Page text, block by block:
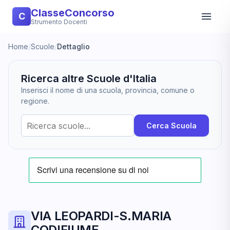
C ClasseConcorso
Strumento Docenti
Home/Scuole/Dettaglio
Ricerca altre Scuole d'Italia
Inserisci il nome di una scuola, provincia, comune o
regione.
Cerca Scuola
VIA LEOPARDI-S.MARIA